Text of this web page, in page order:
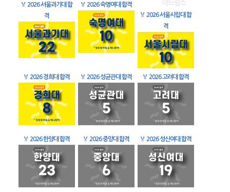
🏅 2026 서울과기대 합
격
🏅 2026 숙명여대 합격
🏅 2026 서울시립대 합
격
🏅 2026 경희대 합격 🏅 2026 성균관대 합격 🏅 2026 고려대 합격
🏅 2026 한양대 합격 🏅 2026 중앙대 합격 🏅 2026 성신여대 합격